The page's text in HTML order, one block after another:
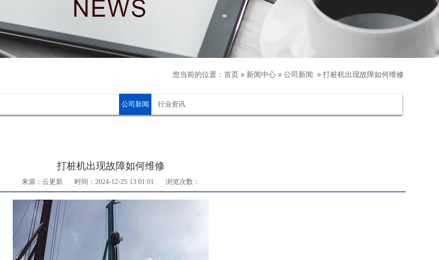
您当前的位置： 首页 » 新闻中心 » 公司新闻 » 打桩机出现故障如何维修
公司新闻 行业资讯
打桩机出现故障如何维修
来源：云更新 时间：2024-12-25 13:01:01 浏览次数：